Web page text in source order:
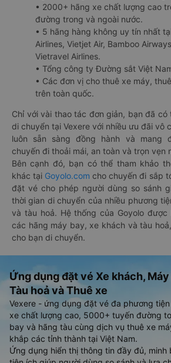
• 2000+ hãng xe chất lượng cao
đường trong và ngoài nước.
• 5 hãng hàng không uy tín nhất
Airlines, Vietjet Air, Bamboo
Vietravel Airlines.
• Tổng công ty Đường sắt Việt
• Các đơn vị cho thuê xe máy,
trên toàn quốc.
Chỉ với vài thao tác đơn giản, bạn đã
di chuyển tại Vexere với nhiều ưu đãi vô
luôn sẵn sàng đồng hành và mang
chuyến đi thoải mái, an toàn và trọn vẹn
Bên cạnh đó, bạn có thể tham khảo
khác tại Goyolo.com cho chuyến đi sắp
đặt vé cho phép người dùng so sánh
thời gian di chuyển của nhiều phương
và tàu hoả. Hệ thống của Goyolo
các hãng máy bay, xe khách và tàu
cho bạn di chuyển.
Ứng dụng đặt vé Xe khách, Máy
Tàu hoả và Thuê xe
Vexere - ứng dụng đặt vé đa phương
xe chất lượng cao, 5000+ tuyến đường
bay và hãng tàu cùng dịch vụ thuê xe
khắp các tỉnh thành tại Việt Nam.
Ứng dụng hiển thị thông tin đầy đủ, minh